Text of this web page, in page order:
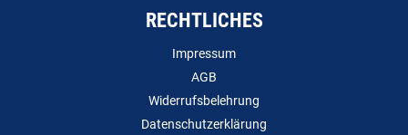
RECHTLICHES
Impressum
AGB
Widerrufsbelehrung
Datenschutzerklärung